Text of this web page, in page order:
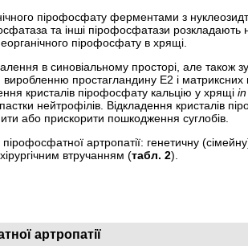
пірофосфату ферментами з
та інші пірофосфатази розкладають
пірофосфату в хрящі.
в синовіальному просторі, але також
виробленню простагландину E2 і
кристалів пірофосфату кальцію у хрящі
нейтрофілів. Відкладення кристалів
або прискорити пошкодження суглобів.
артропатії: генетичну
втручанням (табл. 2).
артропатії